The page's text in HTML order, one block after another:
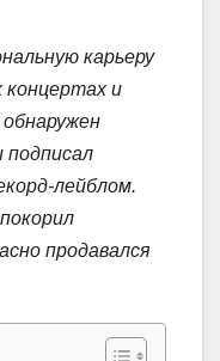
карьеру
концертах и
обнаружен
лейблом.
продавался